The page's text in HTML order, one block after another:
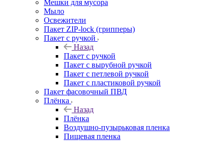
Мешки для мусора
Мыло
Освежители
Пакет ZIP-lock (грипперы)
Пакет с ручкой
Назад
Пакет с ручкой
Пакет с вырубной ручкой
Пакет с петлевой ручкой
Пакет с пластиковой ручкой
Пакет фасовочный ПВД
Плёнка
Назад
Плёнка
Воздушно-пузырьковая пленка
Пищевая пленка